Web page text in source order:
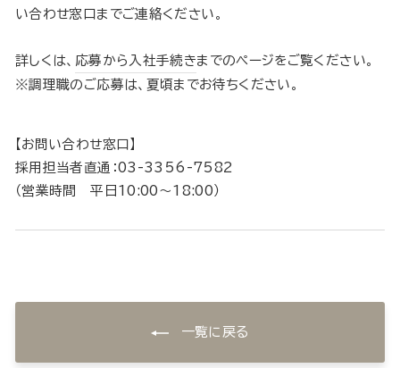
い合わせ窓口までご連絡ください。
詳しくは、 応募から入社手続きまでのページをご覧ください。
※調理職のご応募は、夏頃までお待ちください。
【お問い合わせ窓口】
採用担当者直通：03-3356-7582
（営業時間 平日10:00〜18:00）
一覧に戻る